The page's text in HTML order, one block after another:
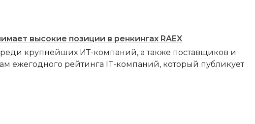
высокие позиции в ренкингах RAEX
крупнейших ИТ-компаний, а также поставщиков и
ежегодного рейтинга IT-компаний, который публикует